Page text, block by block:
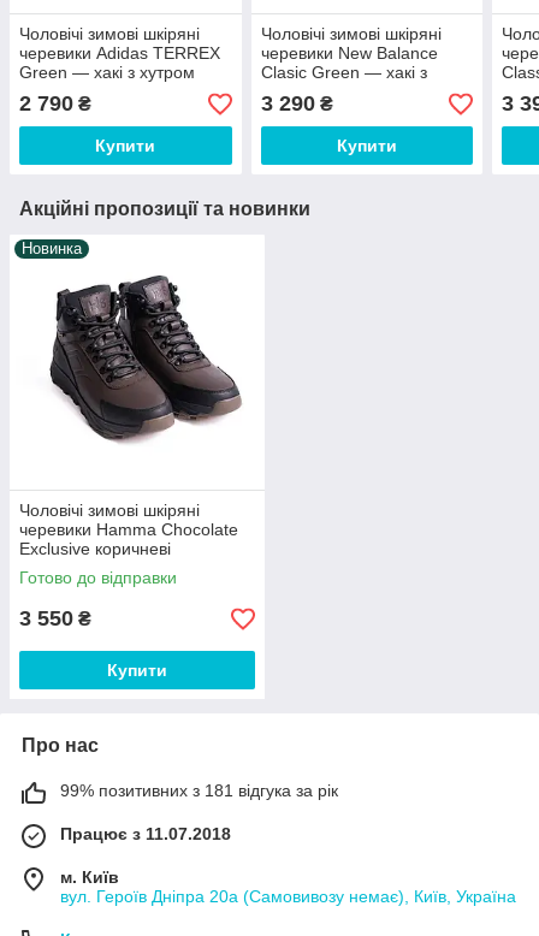
Чоловічі зимові шкіряні
черевики Adidas TERREX
Green — хакі з хутром
2 790 ₴
Купити
Чоловічі зимові шкіряні
черевики New Balance
Clasic Green — хакі з
хутром
3 290₴
Купити
3
Акційні пропозиції та новинки
Новинка
Чоловічі зимові шкіряні
черевики Hamma Chocolate
Exclusive коричневі
Готово до відправки
3 550 ₴
Купити
Про нас
99% позитивних з 181 відгука за рік
Працює з 11.07.2018
м. Київ
вул. Героїв Дніпра 20а (Самовивозу немає), Київ, Україна